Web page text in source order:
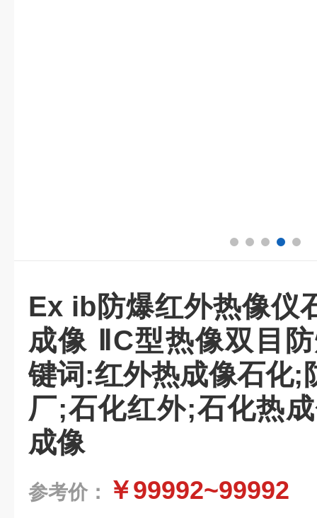
Ex ib防爆红外热像仪
成像 ⅡC型热像双目
键词:红外热成像石化;
厂;石化红外;石化热
成像
参考价： ￥99992~99992